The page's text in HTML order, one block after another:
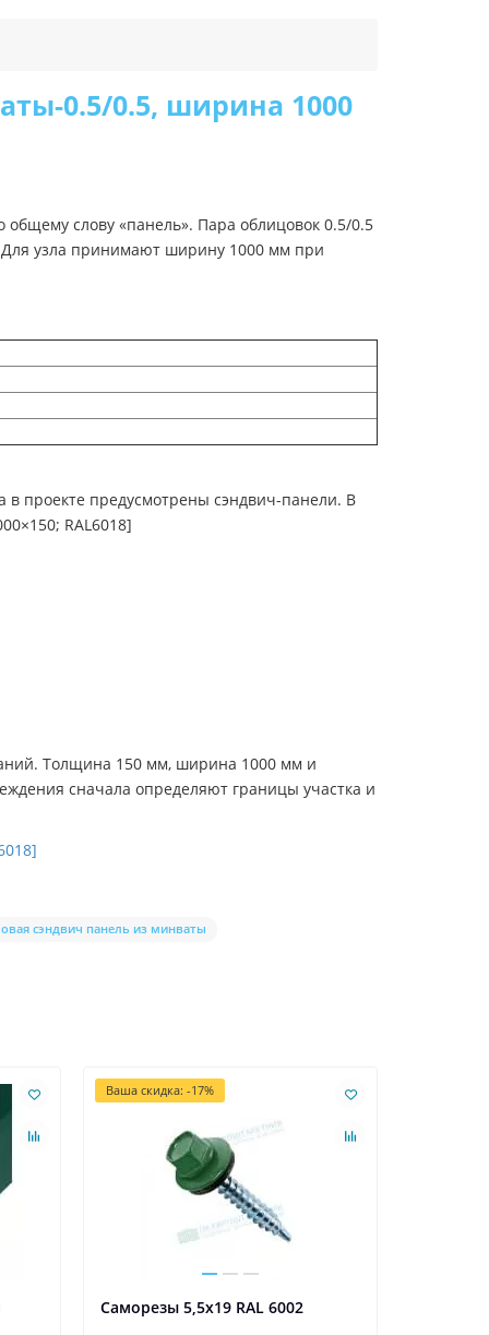
0.5/0.5, ширина 1000
слову «панель». Пара облицовок 0.5/0.5
Для узла принимают ширину 1000 мм при
в проекте предусмотрены сэндвич-панели. В
RAL6018]
Толщина 150 мм, ширина 1000 мм и
сначала определяют границы участка и
сэндвич панель из минваты
Ваша скидка: -17%
Саморезы 5,5х19 RAL 6002